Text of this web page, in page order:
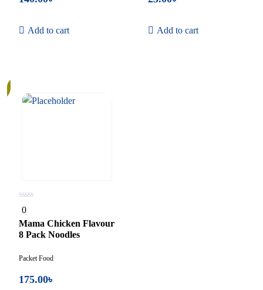
Add to cart Add to cart
0
out
of
5
0
Mama Chicken Flavour
8 Pack Noodles
Packet Food
175.00৳